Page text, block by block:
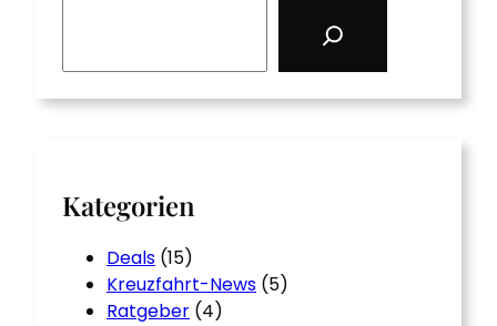
Kategorien
Deals (15)
Kreuzfahrt-News (5)
Ratgeber (4)